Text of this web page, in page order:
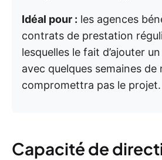
Idéal pour : les agences
contrats de prestation
lesquelles le fait d’ajouter
avec quelques semaines de
compromettra pas le projet.
Capacité de